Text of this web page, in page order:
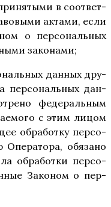
в соот­вет­
акта­ми, если
о пер­со­наль­ных
законами;
дан­ных дру­
пер­со­наль­ных дан­
феде­раль­ным
с этим лицом
обра­бот­ку пер­со­
обя­за­но
обра­бот­ки пер­со­
Зако­ном о пер­